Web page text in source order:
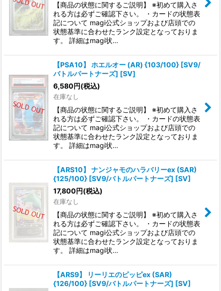
【商品の状態に関するご説明】 ※初めて購入さ
れる方は必ずご確認下さい。 ・カードの状態表
記について magi公式ショップおよび店頭での
状態基準に合わせたランク設定となっておりま
す。 詳細はmagi状…
【PSA10】 ホエルオー (AR) {103/100} [SV9/
バトルパートナーズ] [SV]
6,580円(税込)
在庫なし
【商品の状態に関するご説明】 ※初めて購入さ
れる方は必ずご確認下さい。 ・カードの状態表
記について magi公式ショップおよび店頭での
状態基準に合わせたランク設定となっておりま
す。 詳細はmagi状…
【ARS10】 ナンジャモのハラバリーex (SAR)
{125/100} [SV9/バトルパートナーズ] [SV]
17,800円(税込)
在庫なし
【商品の状態に関するご説明】 ※初めて購入さ
れる方は必ずご確認下さい。 ・カードの状態表
記について magi公式ショップおよび店頭での
状態基準に合わせたランク設定となっておりま
す。 詳細はmagi状…
【ARS9】 リーリエのピッピex (SAR)
{126/100} [SV9/バトルパートナーズ] [SV]